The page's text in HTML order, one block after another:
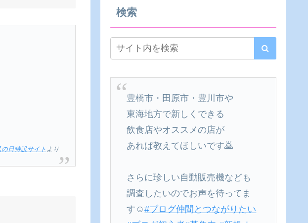
日特設サイト より
検索
豊橋市・田原市・豊川市や
東海地方で新しくできる
飲食店やオススメの店が
あれば教えてほしいです🙇
さらに珍しい自動販売機なども
調査したいのでお声を待ってま
す☺#ブログ仲間とつながりたい